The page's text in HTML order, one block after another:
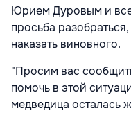
Юрием Дуровым и
просьба
наказать виновного.
"Просим вас
помочь в этой
медведица осталась